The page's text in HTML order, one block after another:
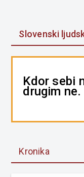
Slovenski
Kdor sebi
drugim ne.
Kronika